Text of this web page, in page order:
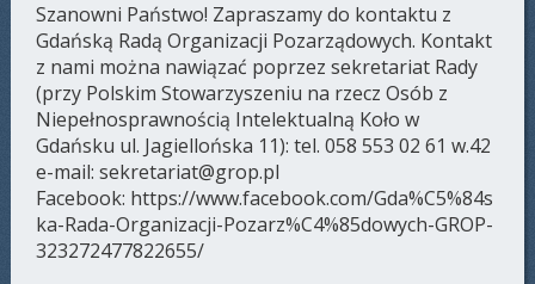
Szanowni Państwo! Zapraszamy do kontaktu z
Gdańską Radą Organizacji Pozarządowych. Kontakt
z nami można nawiązać poprzez sekretariat Rady
(przy Polskim Stowarzyszeniu na rzecz Osób z
Niepełnosprawnością Intelektualną Koło w
Gdańsku ul. Jagiellońska 11): tel. 058 553 02 61 w.42
e-mail: sekretariat@grop.pl
Facebook: https://www.facebook.com/Gda%C5%84s
ka-Rada-Organizacji-Pozarz%C4%85dowych-GROP-
323272477822655/